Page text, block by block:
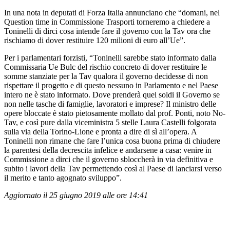
In una nota in deputati di Forza Italia annunciano che “domani, nel
Question time in Commissione Trasporti torneremo a chiedere a
Toninelli di dirci cosa intende fare il governo con la Tav ora che
rischiamo di dover restituire 120 milioni di euro all’Ue”.
Per i parlamentari forzisti, “Toninelli sarebbe stato informato dalla
Commissaria Ue Bulc del rischio concreto di dover restituire le
somme stanziate per la Tav qualora il governo decidesse di non
rispettare il progetto e di questo nessuno in Parlamento e nel Paese
intero ne è stato informato. Dove prenderà quei soldi il Governo se
non nelle tasche di famiglie, lavoratori e imprese? Il ministro delle
opere bloccate è stato pietosamente mollato dal prof. Ponti, noto No-
Tav, e così pure dalla viceministra 5 stelle Laura Castelli folgorata
sulla via della Torino-Lione e pronta a dire di sì all’opera. A
Toninelli non rimane che fare l’unica cosa buona prima di chiudere
la parentesi della decrescita infelice e andarsene a casa: venire in
Commissione a dirci che il governo sbloccherà in via definitiva e
subito i lavori della Tav permettendo così al Paese di lanciarsi verso
il merito e tanto agognato sviluppo”.
Aggiornato il 25 giugno 2019 alle ore 14:41